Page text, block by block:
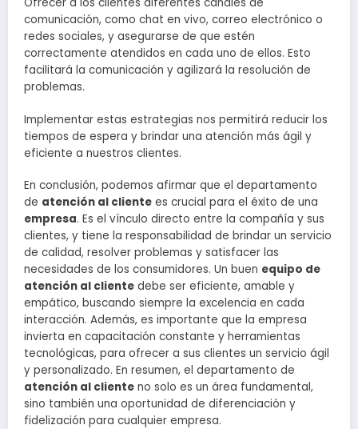
Ofrecer a los clientes diferentes canales de
comunicación, como chat en vivo, correo electrónico o
redes sociales, y asegurarse de que estén
correctamente atendidos en cada uno de ellos. Esto
facilitará la comunicación y agilizará la resolución de
problemas.
Implementar estas estrategias nos permitirá reducir los
tiempos de espera y brindar una atención más ágil y
eficiente a nuestros clientes.
En conclusión, podemos afirmar que el departamento
de atención al cliente es crucial para el éxito de una
empresa. Es el vínculo directo entre la compañía y sus
clientes, y tiene la responsabilidad de brindar un servicio
de calidad, resolver problemas y satisfacer las
necesidades de los consumidores. Un buen equipo de
atención al cliente debe ser eficiente, amable y
empático, buscando siempre la excelencia en cada
interacción. Además, es importante que la empresa
invierta en capacitación constante y herramientas
tecnológicas, para ofrecer a sus clientes un servicio ágil
y personalizado. En resumen, el departamento de
atención al cliente no solo es un área fundamental,
sino también una oportunidad de diferenciación y
fidelización para cualquier empresa.